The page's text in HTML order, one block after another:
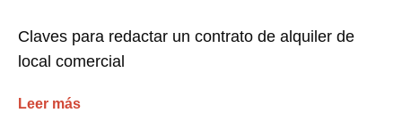
Claves para redactar un contrato de alquiler de
local comercial
Leer más